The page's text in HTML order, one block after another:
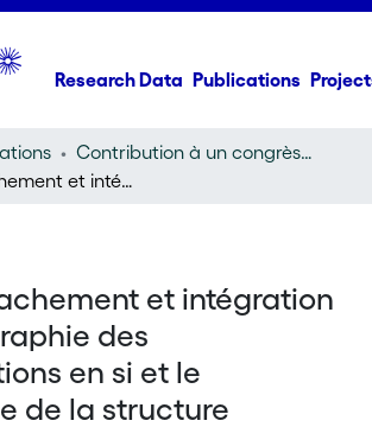
Research Data Publications
Contribution à un congrès (conference paper)
Entre détachement et intégration : la topographie des constructions en si et le marquage de la structure informationnelle
et intégration
des
en si et le
de la structure